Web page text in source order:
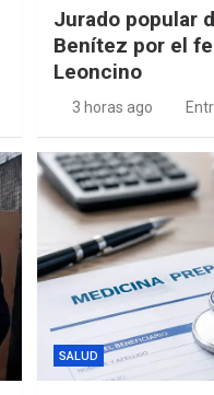
Jurado popular
Benítez por el
Leoncino
3 horas ago
SALUD